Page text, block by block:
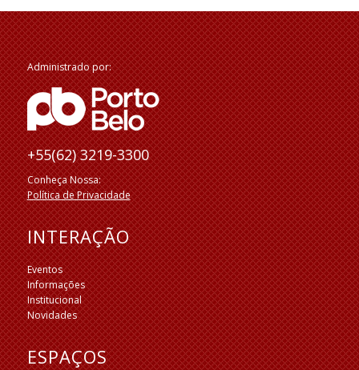
Administrado por:
+55(62) 3219-3300
Conheça Nossa:
Política de Privacidade
INTERAÇÃO
Eventos
Informações
Institucional
Novidades
ESPAÇOS